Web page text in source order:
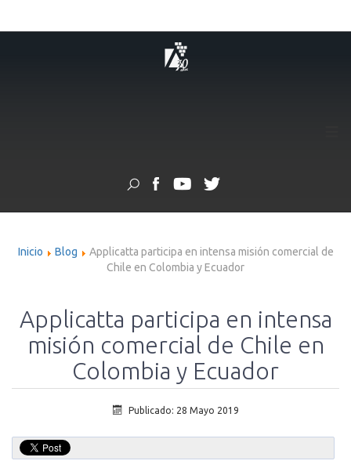
Inicio Blog
Applicatta participa en intensa misión comercial de
Chile en Colombia y Ecuador
Applicatta participa en intensa
misión comercial de Chile en
Colombia y Ecuador
Publicado: 28 Mayo 2019